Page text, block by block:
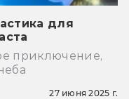
для
приключение,
27 июня 2025 г.